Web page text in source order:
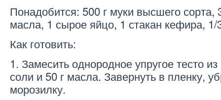
Понадобится: 500 г муки высшего сорта,
масла, 1 сырое яйцо, 1 стакан кефира,
Как готовить:
1. Замесить однородное упругое тесто
соли и 50 г масла. Завернуть в пленку,
морозилку.